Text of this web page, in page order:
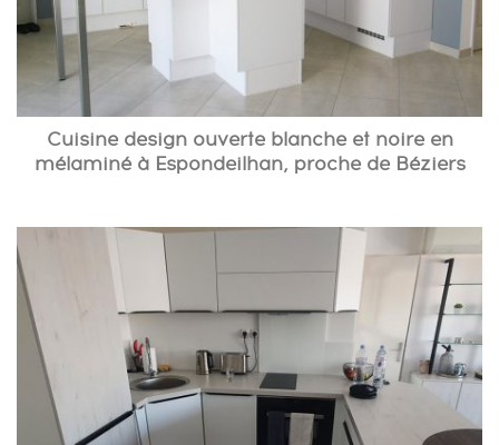
Cuisine design ouverte blanche et noire en
mélaminé à Espondeilhan, proche de Béziers